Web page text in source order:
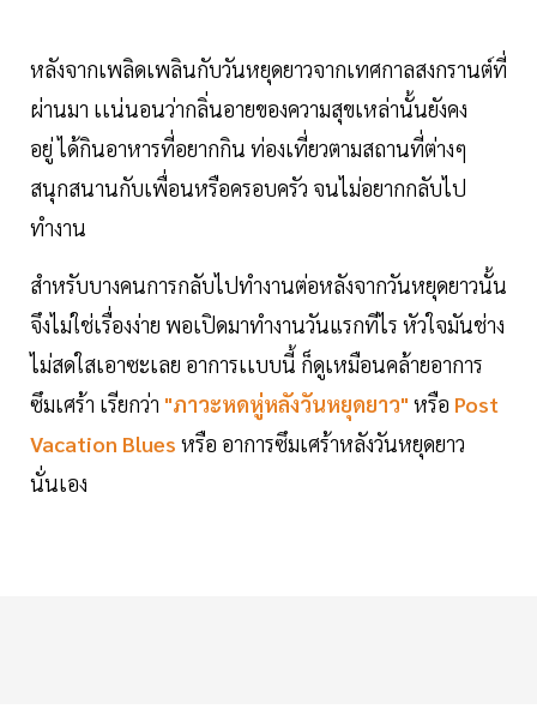
หลังจากเพลิดเพลินกับวันหยุดยาวจากเทศกาลสงกรานต์ที่
ผ่านมา เเน่นอนว่ากลิ่นอายของความสุขเหล่านั้นยังคง
อยู่ ได้กินอาหารที่อยากกิน ท่องเที่ยวตามสถานที่ต่างๆ
สนุกสนานกับเพื่อนหรือครอบครัว จนไม่อยากกลับไป
ทำงาน
สำหรับบางคนการกลับไปทำงานต่อหลังจากวันหยุดยาวนั้น
จึงไม่ใช่เรื่องง่าย พอเปิดมาทำงานวันแรกทีไร หัวใจมันช่าง
ไม่สดใสเอาซะเลย อาการเเบบนี้ ก็ดูเหมือนคล้ายอาการ
ซึมเศร้า เรียกว่า "ภาวะหดหู่หลังวันหยุดยาว" หรือ Post
Vacation Blues หรือ อาการซึมเศร้าหลังวันหยุดยาว
นั่นเอง